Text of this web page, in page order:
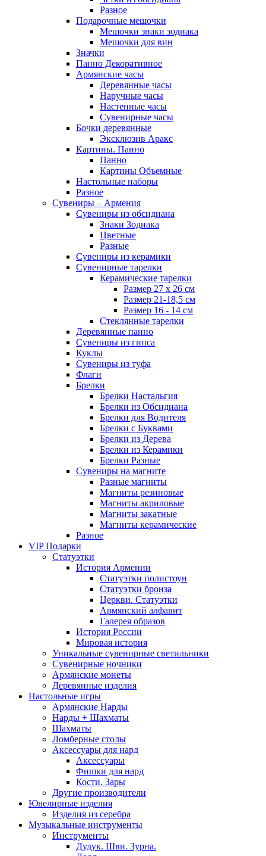
Разное
Подарочные мешочки
Мешочки знаки зодиака
Мешочки для вин
Значки
Панно Декоративное
Армянские часы
Деревянные часы
Наручные часы
Настенные часы
Сувенирные часы
Бочки деревянные
Эксклюзив Аракс
Картины. Панно
Панно
Картины Объемные
Настольные наборы
Разное
Сувениры – Армения
Сувениры из обсидиана
Знаки Зодиака
Цветные
Разные
Сувениры из керамики
Сувенирные тарелки
Керамические тарелки
Размер 27 х 26 см
Размер 21-18,5 см
Размер 16 - 14 см
Стеклянные тарелки
Деревянные панно
Сувениры из гипса
Куклы
Сувениры из туфа
Флаги
Брелки
Брелки Настальгия
Брелки из Обсидиана
Брелки для Водителя
Брелки с Буквами
Брелки из Дерева
Брелки из Керамики
Брелки Разные
Сувениры на магните
Разные магниты
Магниты резиновые
Магниты акриловые
Магниты закатные
Магниты керамические
Разное
VIP Подарки
Статуэтки
История Армении
Статуэтки полистоун
Статуэтки бронза
Церкви. Статуэтки
Армянский алфавит
Галерея образов
История России
Мировая история
Уникальные сувенирные светильники
Сувенирные ночники
Армянские монеты
Деревянные изделия
Настольные игры
Армянские Нарды
Нарды + Шахматы
Шахматы
Ломберные столы
Аксессуары для нард
Аксессуары
Фишки для нард
Кости. Зары
Другие производители
Ювелирные изделия
Изделия из серебра
Музыкальные инструменты
Инструменты
Дудук. Шви. Зурна.